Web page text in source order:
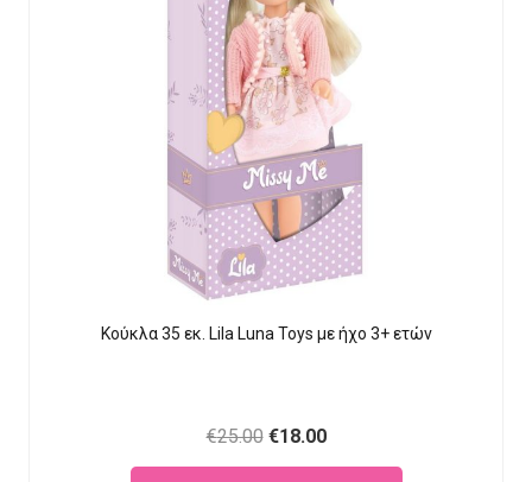
Κούκλα 35 εκ. Lila Luna Τοys με ήχο 3+ ετών
€25.00 Original
price
€18.00Current
price